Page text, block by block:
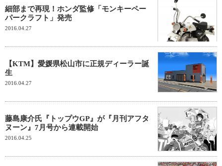
細部まで再現！ホンダ監修「モンキーペー
パークラフト」発売
2016.04.27
【KTM】愛媛県松山市に正規ディーラー誕
生
2016.04.27
藤島康介氏『トップウGP』が『月刊アフタ
ヌーン』7月号から連載開始
2016.04.25